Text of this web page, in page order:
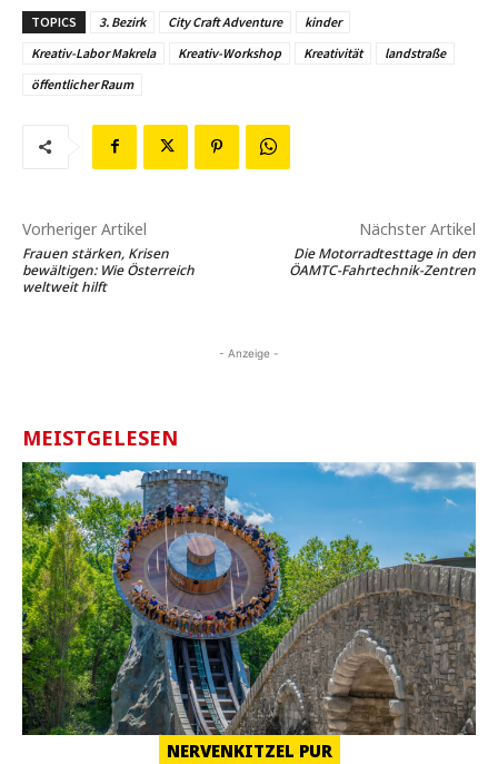
TOPICS 3. Bezirk City Craft Adventure
kinder
Kreativ-Labor Makrela
Kreativ-Workshop Kreativität
landstraße
öffentlicher Raum
Vorheriger Artikel
Frauen stärken, Krisen
bewältigen: Wie Österreich
weltweit hilft
Nächster Artikel
Die Motorradtesttage in den
ÖAMTC-Fahrtechnik-Zentren
- Anzeige -
MEISTGELESEN
NERVENKITZEL PUR